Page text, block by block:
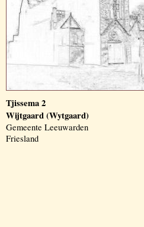
Tjissema 2
Wijtgaard (Wytgaard)
Gemeente Leeuwarden
Friesland